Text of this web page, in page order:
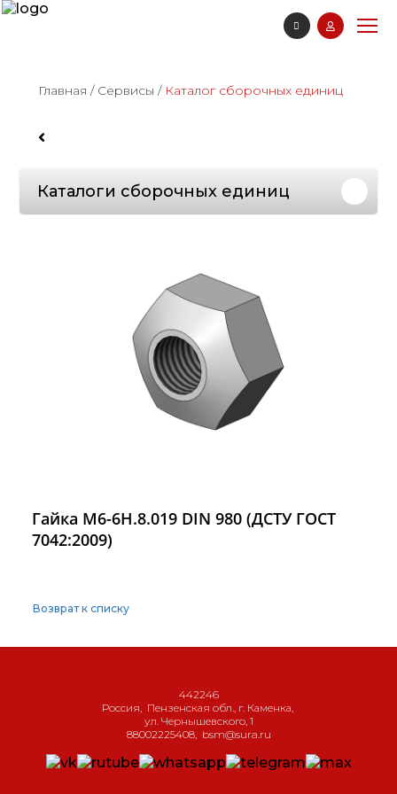
Главная / Сервисы / Каталог сборочных единиц
Каталоги сборочных единиц
Гайка М6-6H.8.019 DIN 980 (ДСТУ ГОСТ
7042:2009)
Возврат к списку
442246
Россия, Пензенская обл., г. Каменка,
ул. Чернышевского, 1
88002225408, bsm@sura.ru